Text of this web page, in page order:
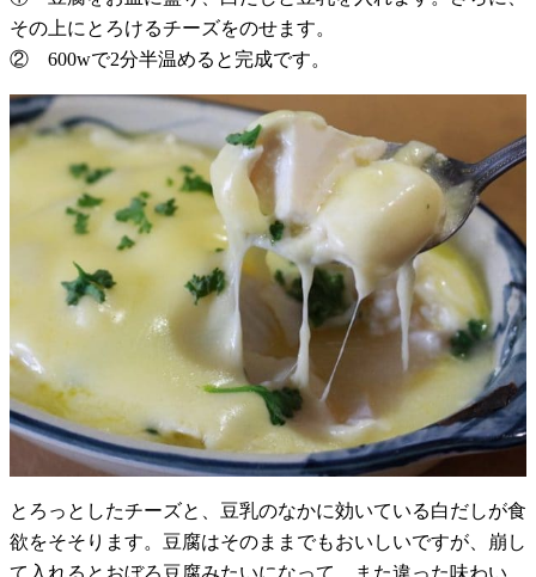
その上にとろけるチーズをのせます。
② 600wで2分半温めると完成です。
とろっとしたチーズと、豆乳のなかに効いている白だしが食
欲をそそります。豆腐はそのままでもおいしいですが、崩し
て入れるとおぼろ豆腐みたいになって、また違った味わい